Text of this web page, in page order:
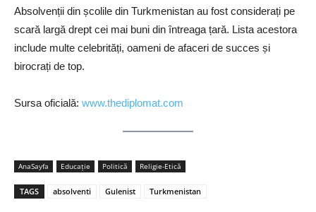
Absolvenții din școlile din Turkmenistan au fost considerați pe
scară largă drept cei mai buni din întreaga țară. Lista acestora
include multe celebrități, oameni de afaceri de succes și
birocrați de top.
Sursa oficială: www.thediplomat.com
AnaSayfa Educaţie Politică Religie-Etică
TAGS absolventi Gulenist Turkmenistan